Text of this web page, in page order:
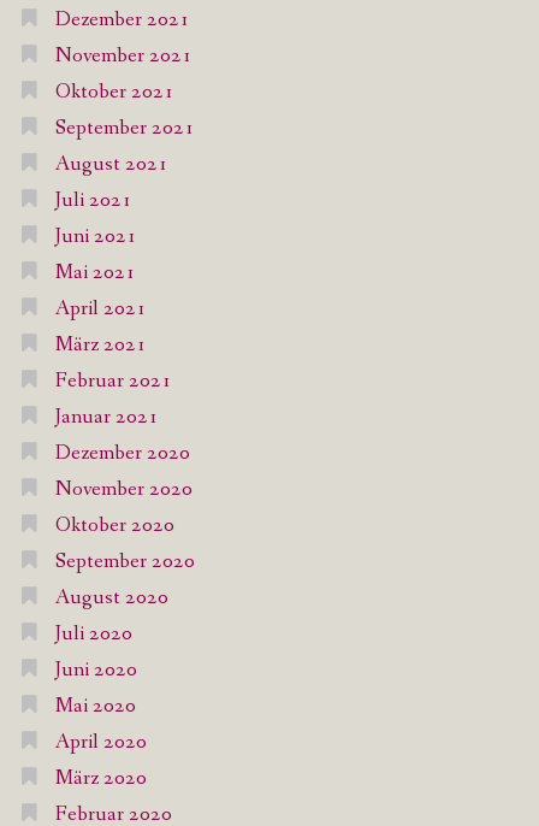
Dezember 2021
November 2021
Oktober 2021
September 2021
August 2021
Juli 2021
Juni 2021
Mai 2021
April 2021
März 2021
Februar 2021
Januar 2021
Dezember 2020
November 2020
Oktober 2020
September 2020
August 2020
Juli 2020
Juni 2020
Mai 2020
April 2020
März 2020
Februar 2020